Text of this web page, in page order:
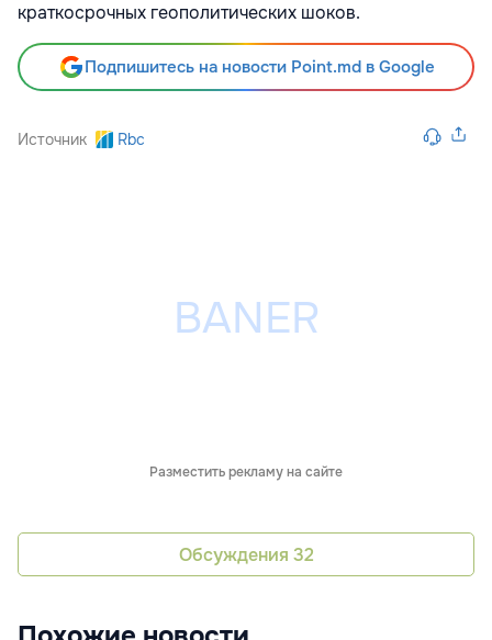
краткосрочных геополитических шоков.
Подпишитесь на новости Point.md в Google
Источник Rbc
Разместить рекламу на сайте
Обсуждения 32